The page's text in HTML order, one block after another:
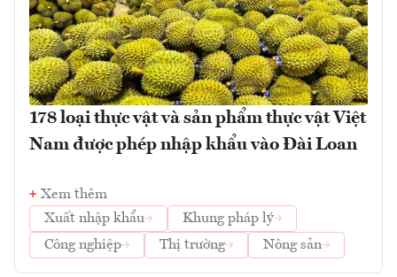
178 loại thực vật và sản phẩm thực vật Việt
Nam được phép nhập khẩu vào Đài Loan
Xem thêm
Xuất nhập khẩu
Khung pháp lý
Công nghiệp
Thị trường Nông sản